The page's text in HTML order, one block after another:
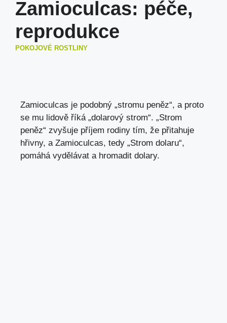
Zamioculcas: péče,
reprodukce
POKOJOVÉ ROSTLINY
Zamioculcas je podobný „stromu peněz“, a proto
se mu lidově říká „dolarový strom“. „Strom
peněz“ zvyšuje příjem rodiny tím, že přitahuje
hřivny, a Zamioculcas, tedy „Strom dolaru“,
pomáhá vydělávat a hromadit dolary.